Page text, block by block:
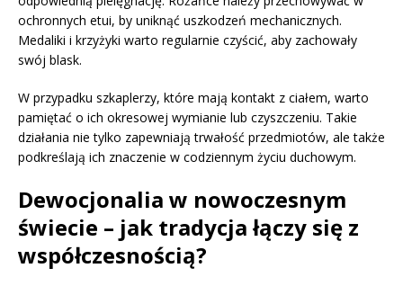
ochronnych etui, by uniknąć uszkodzeń mechanicznych.
Medaliki i krzyżyki warto regularnie czyścić, aby zachowały
swój blask.
W przypadku szkaplerzy, które mają kontakt z ciałem, warto
pamiętać o ich okresowej wymianie lub czyszczeniu. Takie
działania nie tylko zapewniają trwałość przedmiotów, ale także
podkreślają ich znaczenie w codziennym życiu duchowym.
Dewocjonalia w nowoczesnym
świecie – jak tradycja łączy się z
współczesnością?